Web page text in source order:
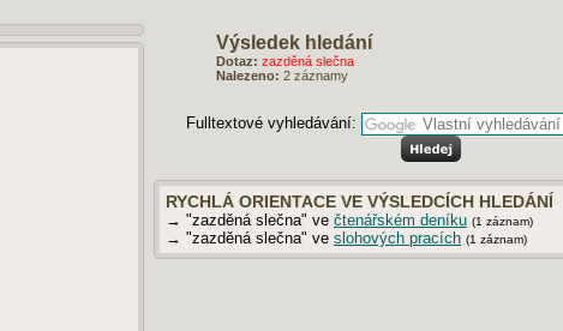
Výsledek hledání
Dotaz: zazděná slečna
Nalezeno: 2 záznamy
Fulltextové vyhledávání:
RYCHLÁ ORIENTACE VE VÝSLEDCÍCH HLEDÁNÍ
→ "zazděná slečna" ve čtenářském deníku (1 záznam)
→ "zazděná slečna" ve slohových pracích (1 záznam)